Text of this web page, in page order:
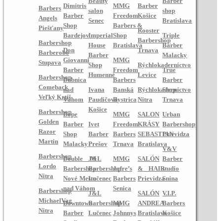
Barbers
Angels
Piešťany
Barbershop
Barberobo
Stupava
Barbershop
Comeback
Veľký Krtíš
Barbershop
Golden
Razor
Martin
Barbershop
Lordo
Nitra
Barbershop
MichaelVag
Nitra
Dimitris
Barber
Shop
Bardejov
Don
Giovanni
Barber
Dubnica
nad
Váhom
Dope
Barber
Shop
Malacky
Double M
Barbershop
Nové Mesto
nad Váhom
Downtown
Barber
salon
Senec
Imperial
House
Barber
Shop
Humenné
Ivana
Paudičová
Košice
Ivet
Barber
Prešov
J&L
Barbershop
Lučenec
J&L
Barbershop
Lučenec
MMG
Freedom
Barbers &
Shop
Bratislava
MMG
Freedom
Barbers
Banská
Bystrica
MMG
Freedom
Barbers
Trnava
MMG
Jofre’s
Barbers
Senica
MMG
Johnnys
Barber
Košice
Rooster
Barbershop
Trnava
Rýchlokaderníctvo
Levice
Rýchlokaderníctvo
Nitra
SALON
KRÁSY
SEBASTIAN
Bratislava
SALÓN
& HAIR
Prievidza
SALÓN
ANDREA
Bratislava
shop
Bratislava
Triple
Barber
Malacky
True
Barber
Shop
Trnava
Urban
Barbershop
Prievidza
V&V
Barber
studio
Snina
V.I.P.
Barbers
Košice